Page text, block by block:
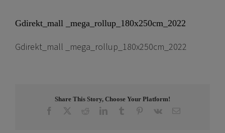
Gdirekt_mall _mega_rollup_180x250cm_2022
Gdirekt_mall _mega_rollup_180x250cm_2022
Share This Story, Choose Your Platform!
Facebook RedditLinkedInTumblr Pinterest
Vk E-